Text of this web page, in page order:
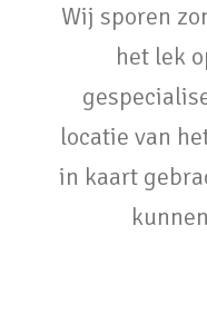
Wij sporen
het lek
locatie van
in kaart